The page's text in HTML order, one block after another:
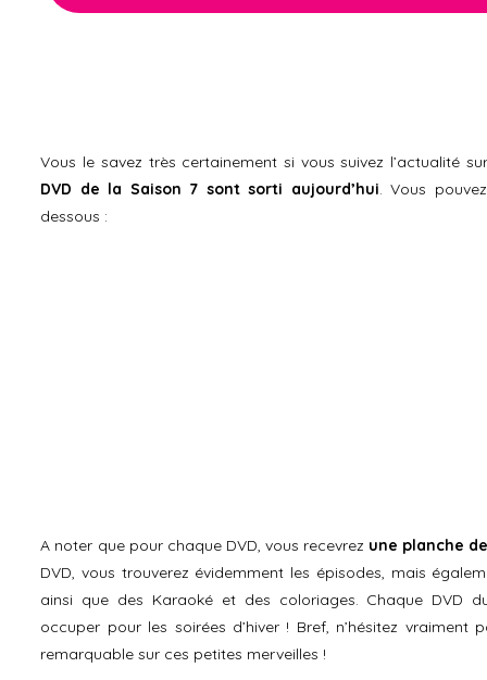
Vous le savez très certainement si vous suivez l’actualité
DVD de la Saison 7 sont sorti aujourd’hui . Vous
dessous :
A noter que pour chaque DVD, vous recevrez une planche
DVD, vous trouverez évidemment les épisodes, mais
ainsi que des Karaoké et des coloriages. Chaque DVD
occuper pour les soirées d’hiver ! Bref, n’hésitez vraiment
remarquable sur ces petites merveilles !